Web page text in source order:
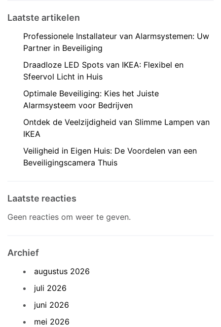
Laatste artikelen
Professionele Installateur van Alarmsystemen: Uw
Partner in Beveiliging
Draadloze LED Spots van IKEA: Flexibel en
Sfeervol Licht in Huis
Optimale Beveiliging: Kies het Juiste
Alarmsysteem voor Bedrijven
Ontdek de Veelzijdigheid van Slimme Lampen van
IKEA
Veiligheid in Eigen Huis: De Voordelen van een
Beveiligingscamera Thuis
Laatste reacties
Geen reacties om weer te geven.
Archief
augustus 2026
juli 2026
juni 2026
mei 2026